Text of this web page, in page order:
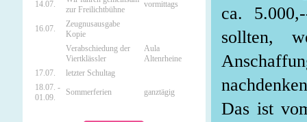
ca.
sollten,
Das ist
14.07.
zur Freilichtbühne
vormittags
16.07.
Zeugnusausgabe
Kopie
Verabschiedung der
Viertklässler
Aula
Altenrheine
17.07.
letzter Schultag
18.07. -
01.09.
Sommerferien ganztägig